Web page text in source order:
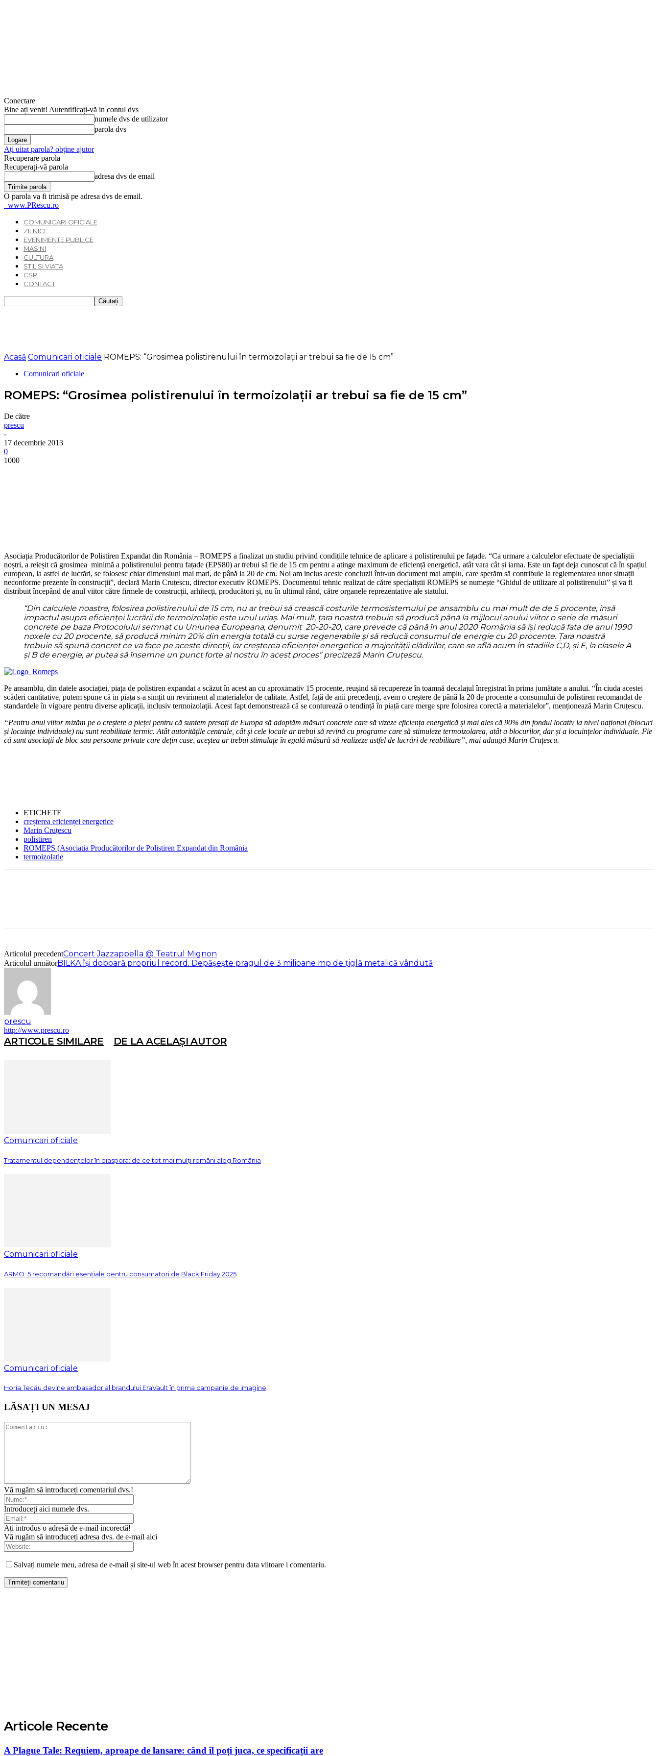
Conectare
Bine ați venit! Autentificați-vă in contul dvs
numele dvs de utilizator
parola dvs
Ați uitat parola? obține ajutor
Recuperare parola
Recuperați-vă parola
adresa dvs de email
O parola va fi trimisă pe adresa dvs de email.
www.PRescu.ro
COMUNICARI OFICIALE
ZILNICE
EVENIMENTE PUBLICE
MASINI
CULTURA
STIL SI VIATA
CSR
CONTACT
Acasă Comunicari oficiale ROMEPS: “Grosimea polistirenului în termoizolații ar trebui sa fie de 15 cm”
Comunicari oficiale
ROMEPS: “Grosimea polistirenului în termoizolații ar trebui sa fie de 15 cm”
De către
prescu
-
17 decembrie 2013
0
1000
Asociația Producătorilor de Polistiren Expandat din România – ROMEPS a finalizat un studiu privind condițiile tehnice de aplicare a polistirenului pe fațade. “Ca urmare a calculelor efectuate de specialiștii
noștri, a reieșit că grosimea minimă a polistirenului pentru fațade (EPS80) ar trebui să fie de 15 cm pentru a atinge maximum de eficiență energetică, atât vara cât și iarna. Este un fapt deja cunoscut că în spațiul
european, la astfel de lucrări, se folosesc chiar dimensiuni mai mari, de până la 20 de cm. Noi am inclus aceste concluzii într-un document mai amplu, care sperăm să contribuie la reglementarea unor situații
neconforme prezente în construcții”, declară Marin Cruțescu, director executiv ROMEPS. Documentul tehnic realizat de către specialiștii ROMEPS se numește “Ghidul de utilizare al polistirenului” și va fi
distribuit începând de anul viitor către firmele de construcții, arhitecți, producători și, nu în ultimul rând, către organele reprezentative ale statului.
“Din calculele noastre, folosirea polistirenului de 15 cm, nu ar trebui să crească costurile termosistemului pe ansamblu cu mai mult de de 5 procente, însă
impactul asupra eficienței lucrării de termoizolație este unul uriaș. Mai mult, țara noastră trebuie să producă până la mijlocul anului viitor o serie de măsuri
concrete pe baza Protocolului semnat cu Uniunea Europeana, denumit 20-20-20, care prevede că până în anul 2020 România să își reducă fata de anul 1990
noxele cu 20 procente, să producă minim 20% din energia totală cu surse regenerabile și să reducă consumul de energie cu 20 procente. Țara noastră
trebuie să spună concret ce va face pe aceste direcții, iar creșterea eficienței energetice a majorității clădirilor, care se află acum în stadiile C,D, și E, la clasele A
și B de energie, ar putea să însemne un punct forte al nostru în acest proces” precizeză Marin Cruțescu.
Pe ansamblu, din datele asociației, piața de polistiren expandat a scăzut în acest an cu aproximativ 15 procente, reușind să recupereze în toamnă decalajul înregistrat în prima jumătate a anului. “În ciuda acestei
scăderi cantitative, putem spune că in piața s-a simțit un reviriment al materialelor de calitate. Astfel, față de anii precedenți, avem o creștere de până la 20 de procente a consumului de polistiren recomandat de
standardele în vigoare pentru diverse aplicații, inclusiv termoizolații. Acest fapt demonstrează că se conturează o tendință în piață care merge spre folosirea corectă a materialelor”, menționează Marin Cruțescu.
“Pentru anul viitor mizăm pe o creștere a pieței pentru că suntem presați de Europa să adoptăm măsuri concrete care să vizeze eficiența energetică și mai ales că 90% din fondul locativ la nivel național (blocuri
și locuințe individuale) nu sunt reabilitate termic. Atât autoritățile centrale, cât și cele locale ar trebui să revină cu programe care să stimuleze termoizolarea, atât a blocurilor, dar și a locuințelor individuale. Fie
că sunt asociații de bloc sau persoane private care dețin case, aceștea ar trebui stimulațe în egală măsură să realizeze astfel de lucrări de reabilitare”, mai adaugă Marin Cruțescu.
ETICHETE
creșterea eficienței energetice
Marin Cruțescu
polistiren
ROMEPS (Asociatia Producătorilor de Polistiren Expandat din România
termoizolatie
Articolul precedentConcert Jazzappella @ Teatrul Mignon
Articolul următorBILKA își doboară propriul record. Depășește pragul de 3 milioane mp de țiglă metalică vândută
prescu
http://www.prescu.ro
ARTICOLE SIMILARE DE LA ACELAȘI AUTOR
Comunicari oficiale
Tratamentul dependențelor în diaspora: de ce tot mai mulți români aleg România
Comunicari oficiale
ARMO: 5 recomandări esențiale pentru consumatori de Black Friday 2025
Comunicari oficiale
Horia Tecău devine ambasador al brandului EraVault în prima campanie de imagine
LĂSAȚI UN MESAJ
Vă rugăm să introduceți comentariul dvs.!
Introduceți aici numele dvs.
Ați introdus o adresă de e-mail incorectă!
Vă rugăm să introduceți adresa dvs. de e-mail aici
Salvați numele meu, adresa de e-mail și site-ul web în acest browser pentru data viitoare i comentariu.
Articole Recente
A Plague Tale: Requiem, aproape de lansare: când îl poți juca, ce specificații are